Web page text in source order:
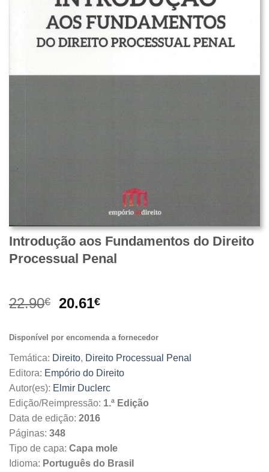
Introdução aos Fundamentos do Direito
Processual Penal
22.90€
O
original
22.90€.
20.61€O
atual
20.61€.
Disponível por encomenda a fornecedor
Temática: Direito, Direito Processual Penal
Editora: Empório do Direito
Autor(es): Elmir Duclerc
Edição/Reimpressão: 1.ª Edição
Data de edição: 2016
Páginas: 348
Tipo de capa: Capa mole
Idioma: Português do Brasil